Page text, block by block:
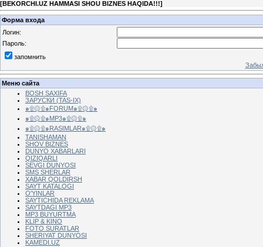
[BEKORCHI.UZ HAMMASI SHOU BIZNES HAQIDA!!!]
Форма входа
Логин:
Пароль:
запомнить
Меню сайта
BOSH SAXIFA
ЗАРУСКИ (TAS-IX)
๑۩۞۩๑FORUM๑۩۞۩๑
๑۩۞۩๑MP3๑۩۞۩๑
๑۩۞۩๑RASIMLAR๑۩۞۩๑
TANISHAMAN
SHOV BIZNES
DUNYO XABARLARI
QIZIQARLI
SEVGI DUNYOSI
SMS SHERLAR
XABAR QOLDIRSH
SAYT KATALOGI
O'YINLAR
SAYTICHIDA REKLAMA
SAYTDAGI MP3
MP3 BUYURTMA
KLIP & KINO
FOTO SURATLAR
SHERIYAT DUNYOSI
KAMEDI.UZ